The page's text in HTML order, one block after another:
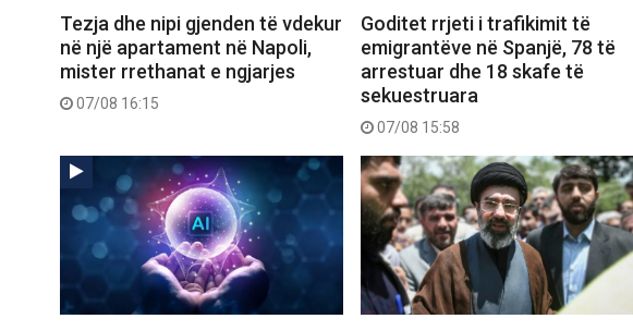
Tezja dhe nipi gjenden të vdekur
në një apartament në Napoli,
mister rrethanat e ngjarjes
07/08 16:15
Goditet rrjeti i trafikimit të
emigrantëve në Spanjë, 78 të
arrestuar dhe 18 skafe të
sekuestruara
07/08 15:58